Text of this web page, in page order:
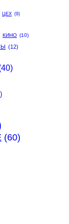
ЦЕХ (9)
КИНО (10)
(12)
(60)